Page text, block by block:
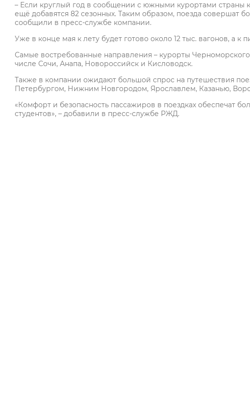
– Если круглый год в сообщении с южными курортами страны
ещё добавятся 82 сезонных. Таким образом, поезда совершат
сообщили в пресс-службе компании.
Уже в конце мая к лету будет готово около 12 тыс. вагонов, а к
Самые востребованные направления – курорты
числе Сочи, Анапа, Новороссийск и Кисловодск.
Также в компании ожидают большой спрос на путешествия
Петербургом, Нижним Новгородом, Ярославлем, Казанью,
«Комфорт и безопасность пассажиров в поездках обеспечат
студентов», – добавили в пресс-службе РЖД.